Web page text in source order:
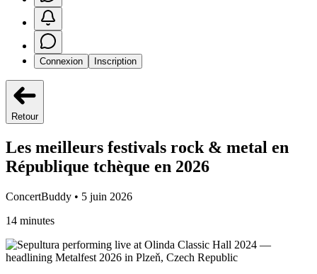
Connexion Inscription
Retour
Les meilleurs festivals rock & metal en
République tchèque en 2026
ConcertBuddy • 5 juin 2026
14 minutes